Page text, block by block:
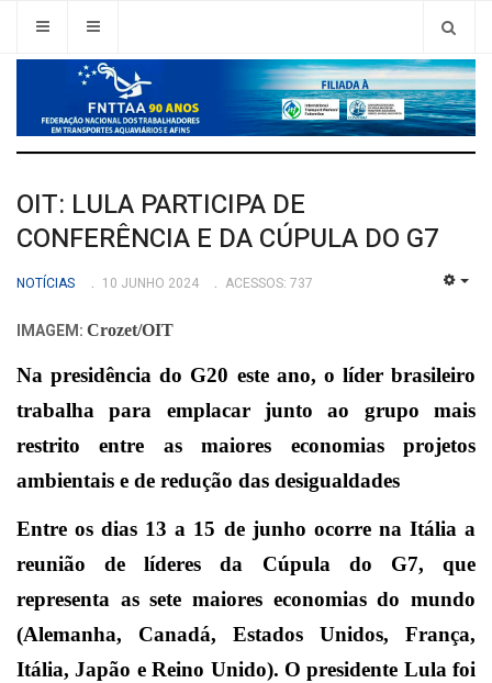
OIT: LULA PARTICIPA DE
CONFERÊNCIA E DA CÚPULA DO G7
NOTÍCIAS 10 JUNHO 2024 ACESSOS: 737
IMAGEM: Crozet/OIT
Na presidência do G20 este ano, o líder brasileiro
trabalha para emplacar junto ao grupo mais
restrito entre as maiores economias projetos
ambientais e de redução das desigualdades
Entre os dias 13 a 15 de junho ocorre na Itália a
reunião de líderes da Cúpula do G7, que
representa as sete maiores economias do mundo
(Alemanha, Canadá, Estados Unidos, França,
Itália, Japão e Reino Unido). O presidente Lula foi